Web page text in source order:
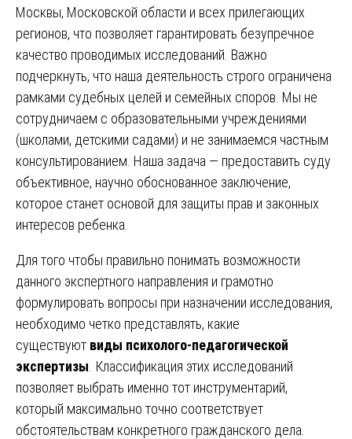
Москвы, Московской области и всех прилегающих
регионов, что позволяет гарантировать безупречное
качество проводимых исследований. Важно
подчеркнуть, что наша деятельность строго ограничена
рамками судебных целей и семейных споров. Мы не
сотрудничаем с образовательными учреждениями
(школами, детскими садами) и не занимаемся частным
консультированием. Наша задача — предоставить суду
объективное, научно обоснованное заключение,
которое станет основой для защиты прав и законных
интересов ребенка.
Для того чтобы правильно понимать возможности
данного экспертного направления и грамотно
формулировать вопросы при назначении исследования,
необходимо четко представлять, какие
существуют виды психолого-педагогической
экспертизы . Классификация этих исследований
позволяет выбрать именно тот инструментарий,
который максимально точно соответствует
обстоятельствам конкретного гражданского дела.